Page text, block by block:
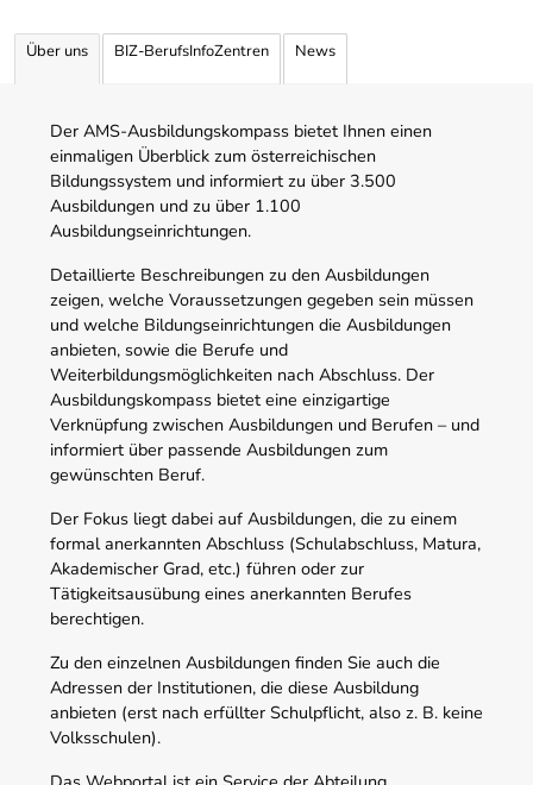
Über uns BIZ-BerufsInfoZentren News
Der AMS-Ausbildungskompass bietet Ihnen einen
einmaligen Überblick zum österreichischen
Bildungssystem und informiert zu über 3.500
Ausbildungen und zu über 1.100
Ausbildungseinrichtungen.
Detaillierte Beschreibungen zu den Ausbildungen
zeigen, welche Voraussetzungen gegeben sein müssen
und welche Bildungseinrichtungen die Ausbildungen
anbieten, sowie die Berufe und
Weiterbildungsmöglichkeiten nach Abschluss. Der
Ausbildungskompass bietet eine einzigartige
Verknüpfung zwischen Ausbildungen und Berufen – und
informiert über passende Ausbildungen zum
gewünschten Beruf.
Der Fokus liegt dabei auf Ausbildungen, die zu einem
formal anerkannten Abschluss (Schulabschluss, Matura,
Akademischer Grad, etc.) führen oder zur
Tätigkeitsausübung eines anerkannten Berufes
berechtigen.
Zu den einzelnen Ausbildungen finden Sie auch die
Adressen der Institutionen, die diese Ausbildung
anbieten (erst nach erfüllter Schulpflicht, also z. B. keine
Volksschulen).